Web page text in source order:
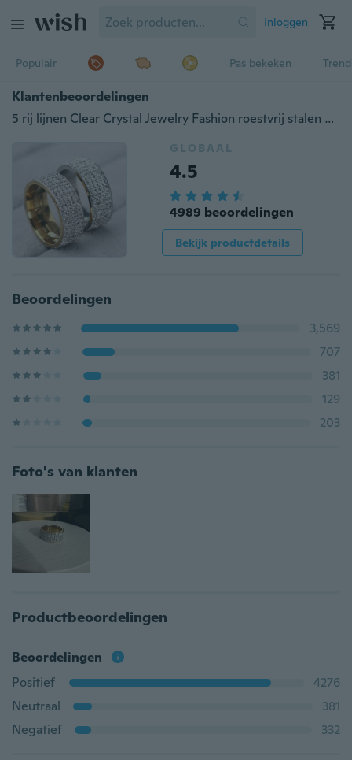
Inloggen
Populair Pas bekeken
Klantenbeoordelingen
5 rij lijnen Clear Crystal Jewelry Fashion roestvrij stalen verlovingsringen
GLOBAAL
4.5
4989 beoordelingen
Bekijk productdetails
Beoordelingen
3,569
707
381
129
203
Foto's van klanten
Productbeoordelingen
Beoordelingen
Positief
4276
Neutraal
381
Negatief
332